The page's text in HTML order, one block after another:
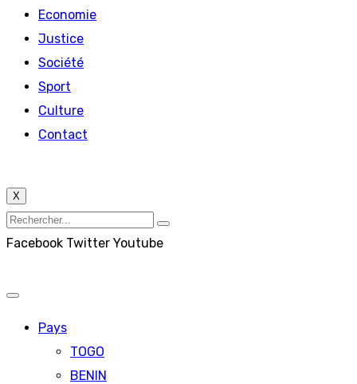
Economie
Justice
Société
Sport
Culture
Contact
X
Facebook Twitter Youtube
Pays
TOGO
BENIN